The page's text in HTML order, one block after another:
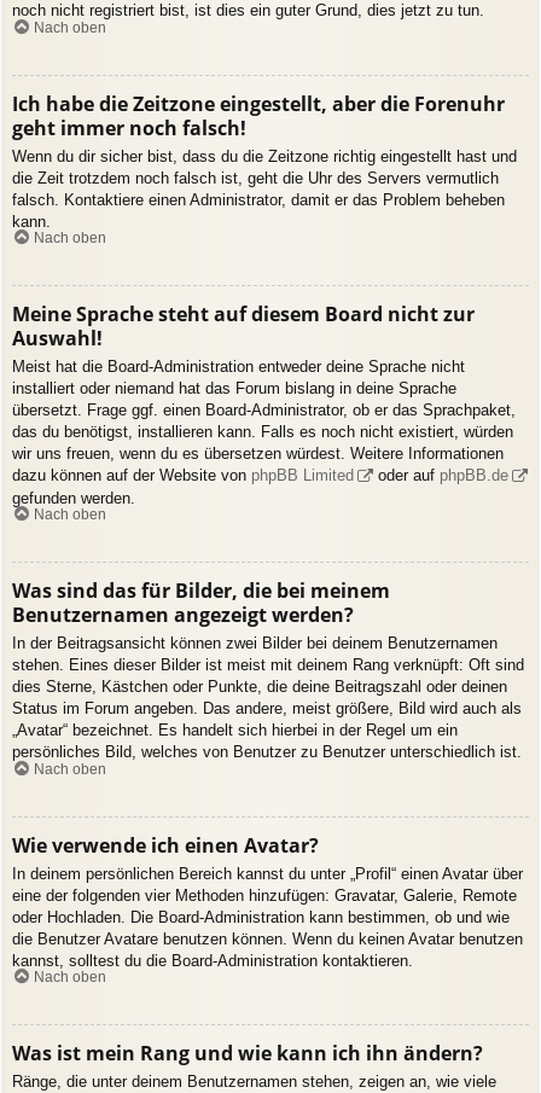
noch nicht registriert bist, ist dies ein guter Grund, dies jetzt zu tun.
Nach oben
Ich habe die Zeitzone eingestellt, aber die Forenuhr
geht immer noch falsch!
Wenn du dir sicher bist, dass du die Zeitzone richtig eingestellt hast und
die Zeit trotzdem noch falsch ist, geht die Uhr des Servers vermutlich
falsch. Kontaktiere einen Administrator, damit er das Problem beheben
kann.
Nach oben
Meine Sprache steht auf diesem Board nicht zur
Auswahl!
Meist hat die Board-Administration entweder deine Sprache nicht
installiert oder niemand hat das Forum bislang in deine Sprache
übersetzt. Frage ggf. einen Board-Administrator, ob er das Sprachpaket,
das du benötigst, installieren kann. Falls es noch nicht existiert, würden
wir uns freuen, wenn du es übersetzen würdest. Weitere Informationen
dazu können auf der Website von phpBB Limited oder auf phpBB.de
gefunden werden.
Nach oben
Was sind das für Bilder, die bei meinem
Benutzernamen angezeigt werden?
In der Beitragsansicht können zwei Bilder bei deinem Benutzernamen
stehen. Eines dieser Bilder ist meist mit deinem Rang verknüpft: Oft sind
dies Sterne, Kästchen oder Punkte, die deine Beitragszahl oder deinen
Status im Forum angeben. Das andere, meist größere, Bild wird auch als
„Avatar“ bezeichnet. Es handelt sich hierbei in der Regel um ein
persönliches Bild, welches von Benutzer zu Benutzer unterschiedlich ist.
Nach oben
Wie verwende ich einen Avatar?
In deinem persönlichen Bereich kannst du unter „Profil“ einen Avatar über
eine der folgenden vier Methoden hinzufügen: Gravatar, Galerie, Remote
oder Hochladen. Die Board-Administration kann bestimmen, ob und wie
die Benutzer Avatare benutzen können. Wenn du keinen Avatar benutzen
kannst, solltest du die Board-Administration kontaktieren.
Nach oben
Was ist mein Rang und wie kann ich ihn ändern?
Ränge, die unter deinem Benutzernamen stehen, zeigen an, wie viele